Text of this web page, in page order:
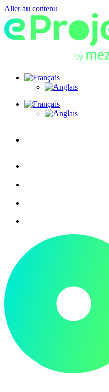
Aller au contenu